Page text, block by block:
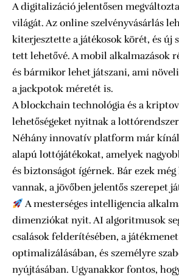
A digitalizáció jelentősen
világát. Az online szelvényvásárlás
kiterjesztette a játékosok körét, és új
tett lehetővé. A mobil alkalmazások
és bármikor lehet játszani, ami
a jackpotok méretét is.
A blockchain technológia és a
lehetőségeket nyitnak a
Néhány innovatív platform már
alapú lottójátékokat, amelyek
és biztonságot ígérnek. Bár ezek
vannak, a jövőben jelentős szerepet
A mesterséges intelligencia
dimenziókat nyit. AI algoritmusok
csalások felderítésében, a játékmenet
optimalizálásában, és személyre
nyújtásában. Ugyanakkor fontos,